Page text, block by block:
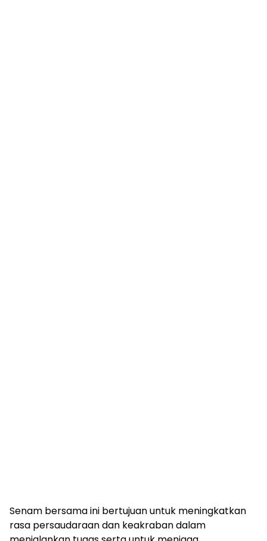
Senam bersama ini bertujuan untuk meningkatkan
rasa persaudaraan dan keakraban dalam